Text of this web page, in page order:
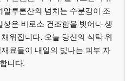
알루론산의 넘치는 수분감이 조
상은 비로소 건조함을 벗어나 생
워집니다. 오늘 당신의 식탁 위
료들이 내일의 빛나는 피부 자
니다.